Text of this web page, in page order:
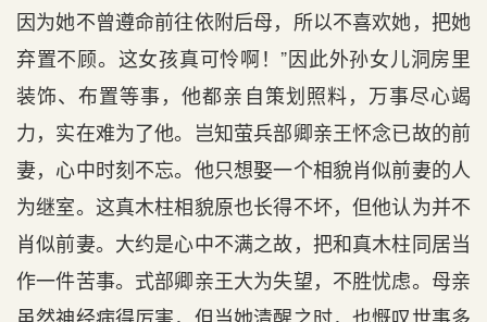
因为她不曾遵命前往依附后母，所以不喜欢她，把她
弃置不顾。这女孩真可怜啊！”因此外孙女儿洞房里
装饰、布置等事，他都亲自策划照料，万事尽心竭
力，实在难为了他。岂知萤兵部卿亲王怀念已故的前
妻，心中时刻不忘。他只想娶一个相貌肖似前妻的人
为继室。这真木柱相貌原也长得不坏，但他认为并不
肖似前妻。大约是心中不满之故，把和真木柱同居当
作一件苦事。式部卿亲王大为失望，不胜忧虑。母亲